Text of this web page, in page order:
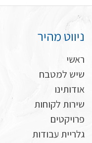
ניווט מהיר
ראשי
שיש למטבח
אודותינו
שירות לקוחות
פרויקטים
גלריית עבודות